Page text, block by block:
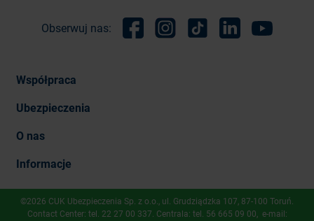
Obserwuj nas:
Współpraca
Ubezpieczenia
O nas
Informacje
©2026 CUK Ubezpieczenia Sp. z o.o., ​ul. Grudziądzka 107, 87-100 Toruń.
Contact Center: tel. 22 27 00 337 . Centrala: tel. 56 665 09 00 , e-mail: